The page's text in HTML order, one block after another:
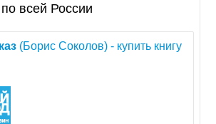
всей России
(Борис Соколов) - купить книгу